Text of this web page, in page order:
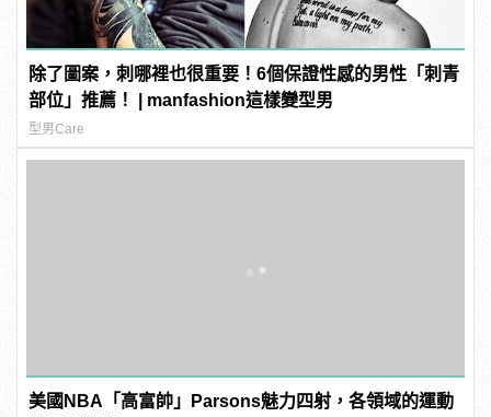
除了圖案，刺哪裡也很重要！6個保證性感的男性「刺青
部位」推薦！ | manfashion這樣變型男
型男Care
美國NBA「高富帥」Parsons魅力四射，各領域的運動